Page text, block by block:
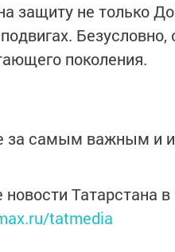
защиту не только
поколения.
за самым важным и
новости Татарстана
tatmedia